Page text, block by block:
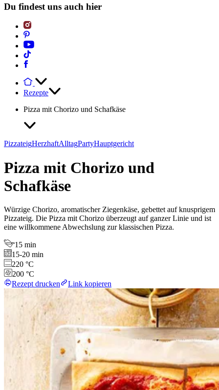
Du findest uns auch hier
Rezepte
Pizza mit Chorizo und Schafkäse
PizzateigHerzhaftAlltagPartyHauptgericht
Pizza mit Chorizo und
Schafkäse
Würzige Chorizo, aromatischer Ziegenkäse, gebettet auf knusprigem
Pizzateig. Die Pizza mit Chorizo überzeugt auf ganzer Linie und ist
eine willkommene Abwechslung zur klassischen Pizza.
15 min
15-20 min
220 °C
200 °C
Rezept drucken
Link kopieren